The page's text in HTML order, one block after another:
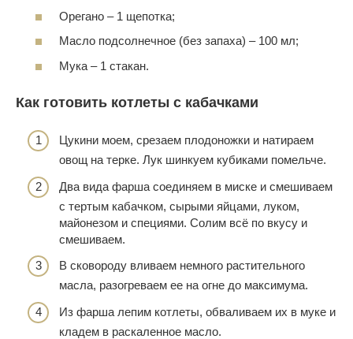
Орегано – 1 щепотка;
Масло подсолнечное (без запаха) – 100 мл;
Мука – 1 стакан.
Как готовить котлеты с кабачками
Цукини моем, срезаем плодоножки и натираем
овощ на терке. Лук шинкуем кубиками помельче.
Два вида фарша соединяем в миске и смешиваем
с тертым кабачком, сырыми яйцами, луком,
майонезом и специями. Солим всё по вкусу и
смешиваем.
В сковороду вливаем немного растительного
масла, разогреваем ее на огне до максимума.
Из фарша лепим котлеты, обваливаем их в муке и
кладем в раскаленное масло.